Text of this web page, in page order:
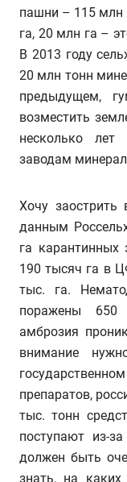
пашни – 115 млн
га, 20 млн га –
В 2013 году
20 млн тонн
предыдущем,
возместить
несколько
заводам
Хочу заострить
данным
га карантинных
190 тысяч га в
тыс. га.
поражены 650
амброзия
внимание
препаратов,
тыс. тонн
поступают из-
должен быть
знать, на